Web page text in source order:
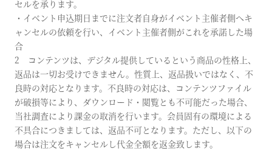
セルを承ります。
・イベント申込期日までに注文者自身がイベント主催者側へキ
ャンセルの依頼を行い、イベント主催者側がこれを承諾した場
合
2 コンテンツは、デジタル提供しているという商品の性格上、
返品は一切お受けできません。性質上、返品扱いではなく、不
良時の対応となります。不良時の対応は、コンテンツファイル
が破損等により、ダウンロード・閲覧とも不可能だった場合、
当社調査により課金の取消を行います。会員固有の環境による
不具合につきましては、返品不可となります。ただし、以下の
場合は注文をキャンセルし代金全額を返金致します。